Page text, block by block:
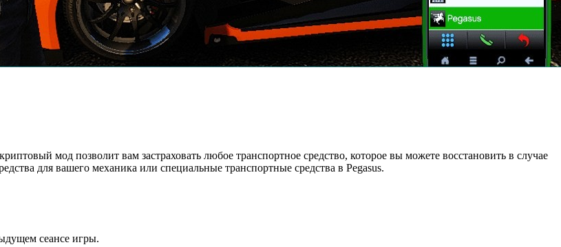
мод позволит вам застраховать любое транспортное средство, которое вы можете восстановить в случае
для вашего механика или специальные транспортные средства в Pegasus.
сеансе игры.